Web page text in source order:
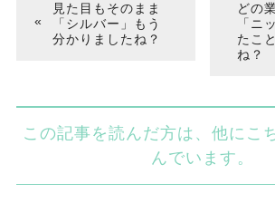
見た目もそのまま
「シルバー」もう
分かりましたね？
どの
「ニ
たこ
ね？
この記事を読んだ方は、他にこ
んでいます。